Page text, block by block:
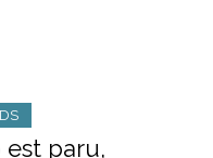
est paru,